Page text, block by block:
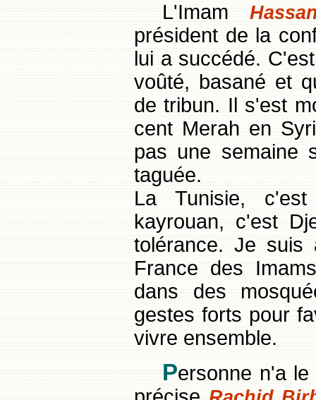
L'Imam
président de la
lui a succédé.
voûté, basané et
de tribun. Il s'est
cent Merah en
pas une semaine
taguée.
La Tunisie,
kayrouan, c'est
tolérance. Je suis
France des
dans des
gestes forts pour
vivre ensemble.
Personne n'a